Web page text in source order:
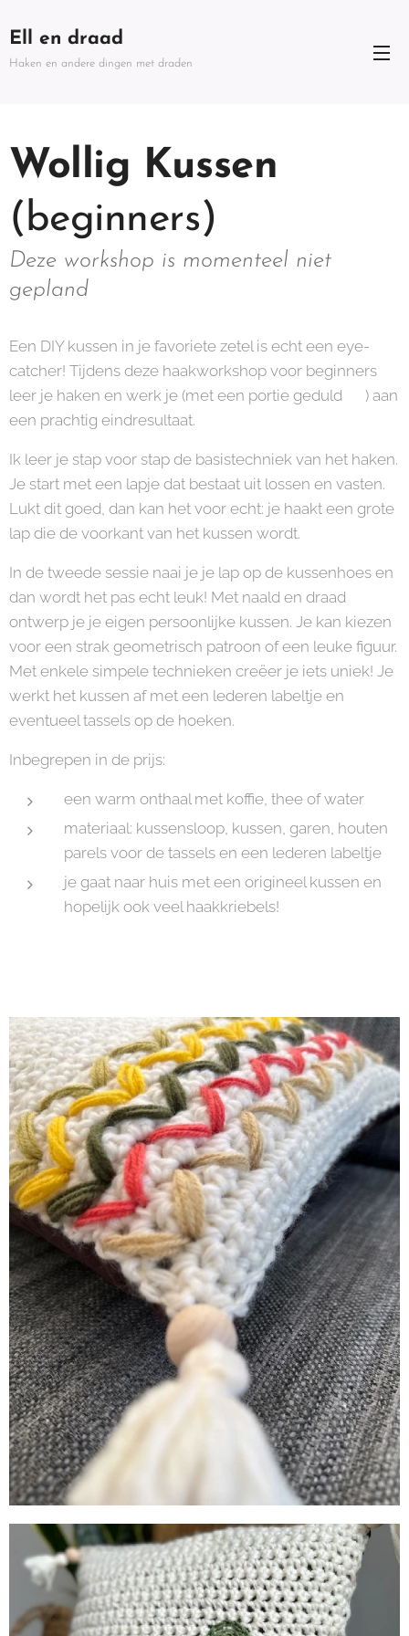
Ell en draad
Haken en andere dingen met draden
Wollig Kussen
(beginners)
Deze workshop is momenteel niet
gepland
Een DIY kussen in je favoriete zetel is echt een eye-
catcher! Tijdens deze haakworkshop voor beginners
leer je haken en werk je (met een portie geduld 😊) aan
een prachtig eindresultaat.
Ik leer je stap voor stap de basistechniek van het haken.
Je start met een lapje dat bestaat uit lossen en vasten.
Lukt dit goed, dan kan het voor echt: je haakt een grote
lap die de voorkant van het kussen wordt.
In de tweede sessie naai je je lap op de kussenhoes en
dan wordt het pas echt leuk! Met naald en draad
ontwerp je je eigen persoonlijke kussen. Je kan kiezen
voor een strak geometrisch patroon of een leuke figuur.
Met enkele simpele technieken creëer je iets uniek! Je
werkt het kussen af met een lederen labeltje en
eventueel tassels op de hoeken.
Inbegrepen in de prijs:
een warm onthaal met koffie, thee of water
materiaal: kussensloop, kussen, garen, houten
parels voor de tassels en een lederen labeltje
je gaat naar huis met een origineel kussen en
hopelijk ook veel haakkriebels!